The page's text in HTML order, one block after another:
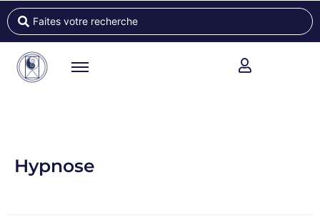
Hypnose